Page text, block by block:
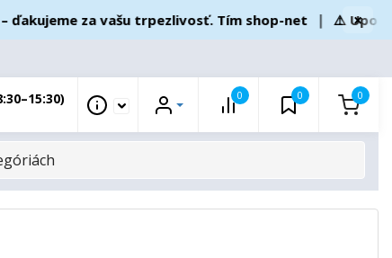
za vašu trpezlivosť. Tím shop-net❘⚠️ ×
0 0 0